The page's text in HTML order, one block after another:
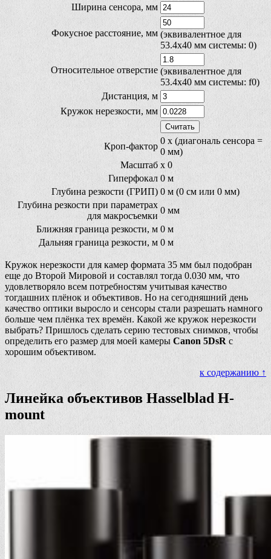
Ширина сенсора, мм
Фокусное расстояние, мм (эквивалентное для
53.4x40 мм системы: 0)
Относительное отверстие (эквивалентное для
53.4x40 мм системы: f0)
Дистанция, м
Кружок нерезкости, мм
Кроп-фактор
0 x (диагональ сенсора =
0 мм)
Масштаб x 0
Гиперфокал 0 м
Глубина резкости (ГРИП) 0 м (0 см или 0 мм)
Глубина резкости при параметрах
для макросъемки
0 мм
Ближняя граница резкости, м 0 м
Дальняя граница резкости, м 0 м
Кружок нерезкости для камер формата 35 мм был подобран
еще до Второй Мировой и составлял тогда 0.030 мм, что
удовлетворяло всем потребностям учитывая качество
тогдашних плёнок и объективов. Но на сегодняшний день
качество оптики выросло и сенсоры стали разрешать намного
больше чем плёнка тех времён. Какой же кружок нерезкости
выбрать? Пришлось сделать серию тестовых снимков, чтобы
определить его размер для моей камерыCanon 5DsR с
хорошим объективом.
к содержанию ↑
Линейка объективов Hasselblad H-
mount